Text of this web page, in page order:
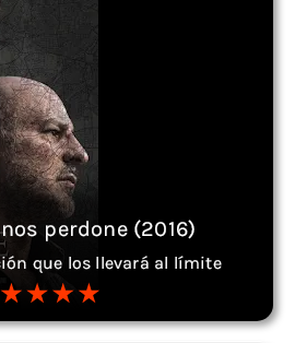
perdone (2016)
que los llevará al límite